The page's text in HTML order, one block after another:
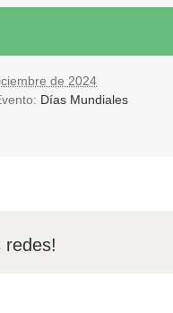
de 2024
Días Mundiales
redes!